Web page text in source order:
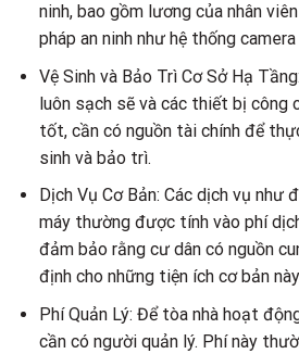
ninh, bao gồm lương của nhân
pháp an ninh như hệ thống
Vệ Sinh và Bảo Trì Cơ Sở Hạ
luôn sạch sẽ và các thiết bị công
tốt, cần có nguồn tài chính để
sinh và bảo trì.
Dịch Vụ Cơ Bản: Các dịch vụ như
máy thường được tính vào phí
đảm bảo rằng cư dân có nguồn
định cho những tiện ích cơ bản
Phí Quản Lý: Để tòa nhà hoạt
cần có người quản lý. Phí này